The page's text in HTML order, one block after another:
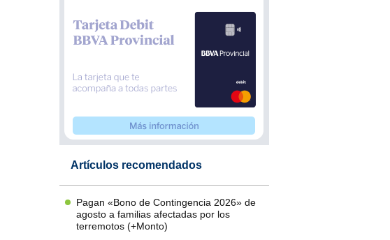
Artículos recomendados
Pagan «Bono de Contingencia 2026» de
agosto a familias afectadas por los
terremotos (+Monto)